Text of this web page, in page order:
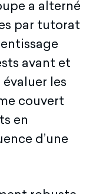
a alterné
par tutorat
avant et
les
couvert
en
d’une